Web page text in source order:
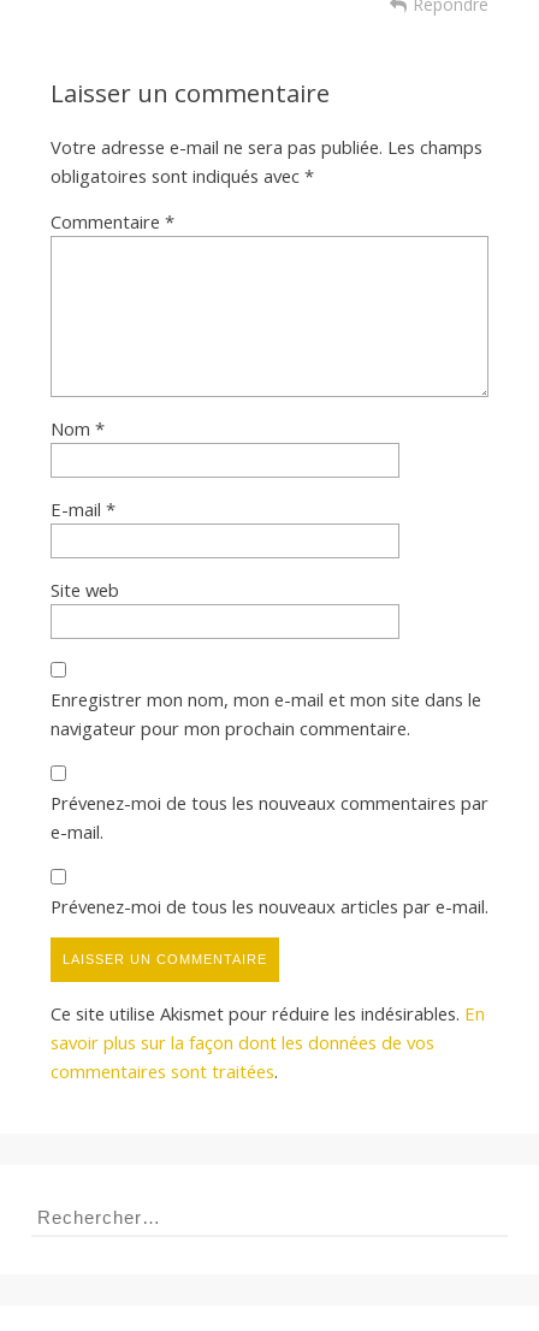
Répondre
Laisser un commentaire
Votre adresse e-mail ne sera pas publiée. Les champs
obligatoires sont indiqués avec *
Commentaire *
Nom *
E-mail *
Site web
Enregistrer mon nom, mon e-mail et mon site dans le
navigateur pour mon prochain commentaire.
Prévenez-moi de tous les nouveaux commentaires par
e-mail.
Prévenez-moi de tous les nouveaux articles par e-mail.
Ce site utilise Akismet pour réduire les indésirables. En
savoir plus sur la façon dont les données de vos
commentaires sont traitées.
Rechercher :